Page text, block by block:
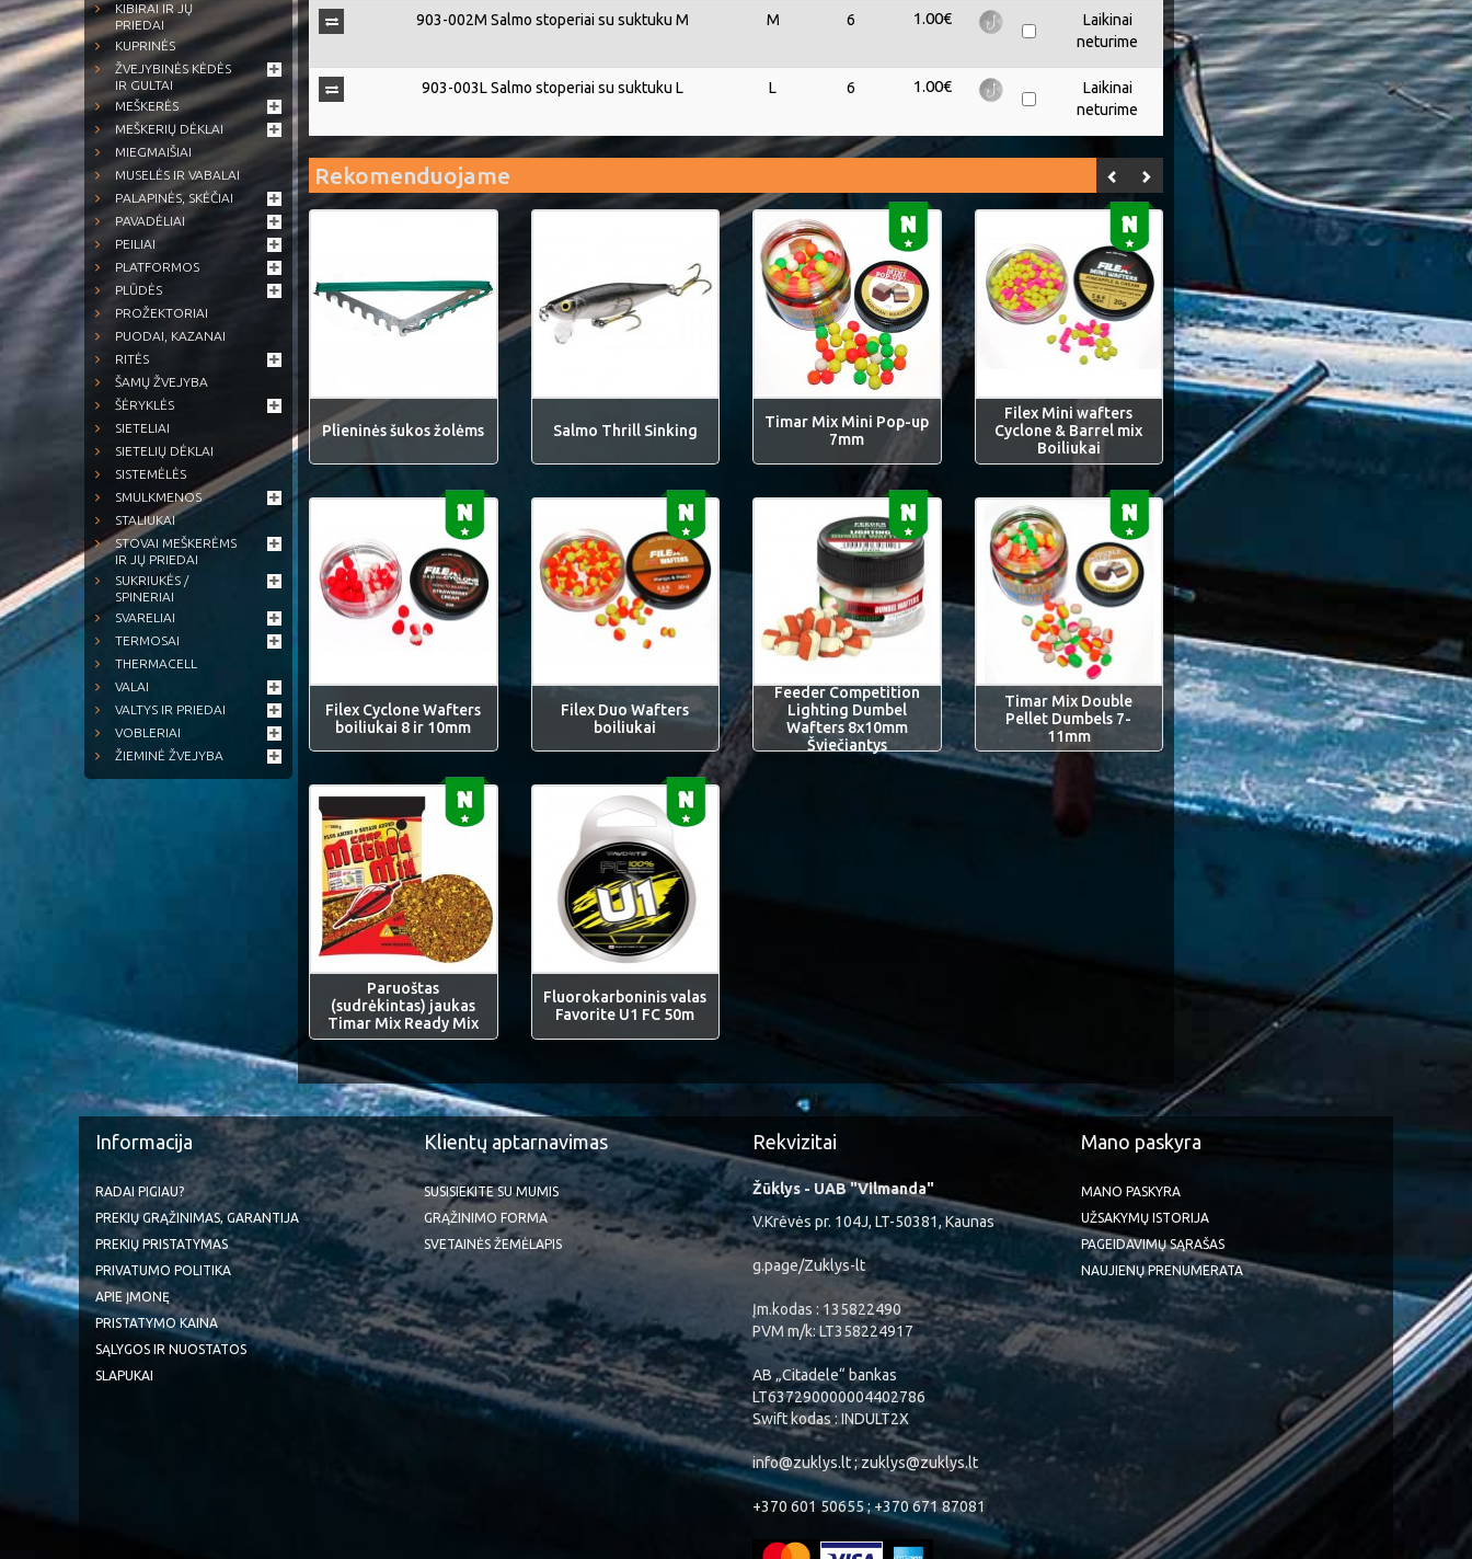
KIBIRAI IR JŲ
PRIEDAI
KUPRINĖS
ŽVEJYBINĖS KĖDĖS
IR GULTAI
MEŠKERĖS
MEŠKERIŲ DĖKLAI
MIEGMAIŠIAI
MUSELĖS IR VABALAI
PALAPINĖS, SKĖČIAI
PAVADĖLIAI
PEILIAI
PLATFORMOS
PLŪDĖS
PROŽEKTORIAI
PUODAI, KAZANAI
RITĖS
ŠAMŲ ŽVEJYBA
ŠĖRYKLĖS
SIETELIAI
SIETELIŲ DĖKLAI
SISTEMĖLĖS
SMULKMENOS
STALIUKAI
STOVAI MEŠKERĖMS
IR JŲ PRIEDAI
SUKRIUKĖS /
SPINERIAI
SVARELIAI
TERMOSAI
THERMACELL
VALAI
VALTYS IR PRIEDAI
VOBLERIAI
ŽIEMINĖ ŽVEJYBA
903-002M Salmo stoperiai su suktuku M M 6 1.00€
Laikinai
neturime
903-003L Salmo stoperiai su suktuku L L 6 1.00€
Laikinai
neturime
Rekomenduojame
Plieninės šukos žolėms Salmo Thrill Sinking
Timar Mix Mini Pop-up
7mm
Filex Mini wafters
Cyclone & Barrel mix
Boiliukai
Filex Cyclone Wafters
boiliukai 8 ir 10mm
Filex Duo Wafters
boiliukai
Feeder Competition
Lighting Dumbel
Wafters 8x10mm
Šviečiantys
Timar Mix Double
Pellet Dumbels 7-
11mm
Paruoštas
(sudrėkintas) jaukas
Timar Mix Ready Mix
Fluorokarboninis valas
Favorite U1 FC 50m
Informacija
RADAI PIGIAU?
PREKIŲ GRĄŽINIMAS, GARANTIJA
PREKIŲ PRISTATYMAS
PRIVATUMO POLITIKA
APIE ĮMONĘ
PRISTATYMO KAINA
SĄLYGOS IR NUOSTATOS
SLAPUKAI
Klientų aptarnavimas
SUSISIEKITE SU MUMIS
GRĄŽINIMO FORMA
SVETAINĖS ŽEMĖLAPIS
Rekvizitai
Žūklys - UAB "Vilmanda"
V.Krėvės pr. 104J, LT-50381, Kaunas
g.page/Zuklys-lt
Įm.kodas : 135822490
PVM m/k: LT358224917
AB „Citadele“ bankas
LT637290000004402786
Swift kodas : INDULT2X
info@zuklys.lt ; zuklys@zuklys.lt
+370 601 50655 ; +370 671 87081
Mano paskyra
MANO PASKYRA
UŽSAKYMŲ ISTORIJA
PAGEIDAVIMŲ SĄRAŠAS
NAUJIENŲ PRENUMERATA